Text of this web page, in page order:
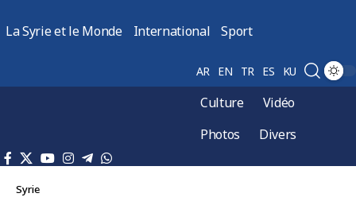
La Syrie et le Monde International Sport
AR EN TR ES KU
Culture
Vidéo
Photos
Divers
Syrie